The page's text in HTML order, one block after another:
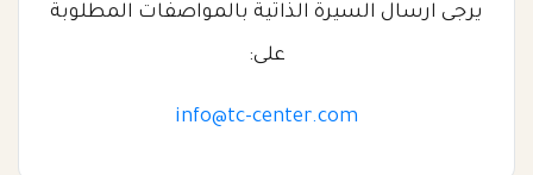
يرجى ارسال السيرة الذاتية بالمواصفات المطلوبة
على:
info@tc-center.com